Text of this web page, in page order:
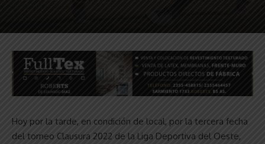
Hoy por la tarde, en condición de local, por la tercera fecha
del torneo Clausura 2022 de la Liga Deportiva del Oeste,